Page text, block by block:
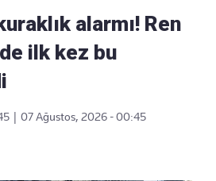
alarmı! Ren
ilk kez bu
07 Ağustos, 2026 - 00:45